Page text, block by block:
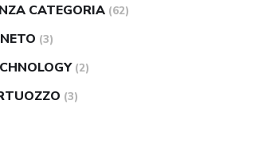
CATEGORIA (62)
(3)
(2)
(3)